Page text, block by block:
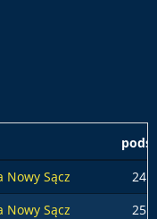
podst
Nowy Sącz
24
Nowy Sącz
25